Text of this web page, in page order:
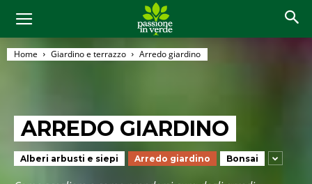
Home Giardino e terrazzo Arredo giardino
ARREDO GIARDINO
Alberi arbusti e siepi Arredo giardino Bonsai